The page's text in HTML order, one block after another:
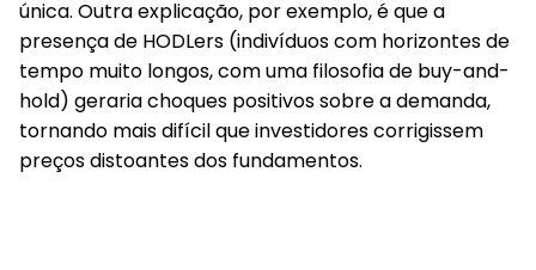
única. Outra explicação, por exemplo, é que a
presença de HODLers (indivíduos com horizontes de
tempo muito longos, com uma filosofia de buy-and-
hold) geraria choques positivos sobre a demanda,
tornando mais difícil que investidores corrigissem
preços distoantes dos fundamentos.